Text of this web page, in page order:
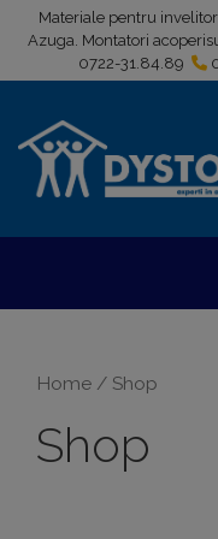
Materiale pentru
Azuga. Montatori
0722-31.84.89
Home / Shop
Shop